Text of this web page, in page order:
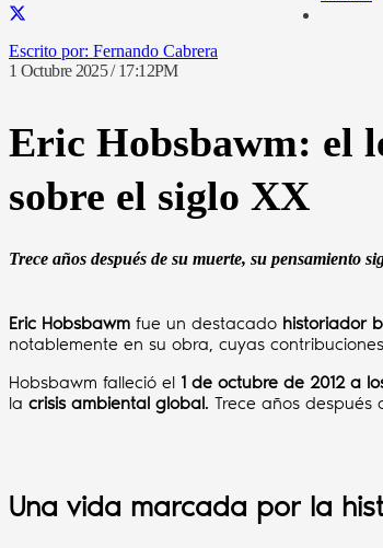
Fernando Cabrera
1 Octubre 2025 / 17:12PM
Eric Hobsbawm: el
sobre el siglo XX
Trece años después de su muerte, su pensamiento
Eric Hobsbawm fue un destacado historiador
notablemente en su obra, cuyas
Hobsbawm falleció el 1 de octubre de 2012 a
la crisis ambiental global. Trece años
Una vida marcada por la